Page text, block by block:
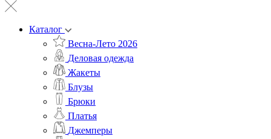
Каталог
Весна-Лето 2026
Деловая одежда
Жакеты
Блузы
Брюки
Платья
Джемперы